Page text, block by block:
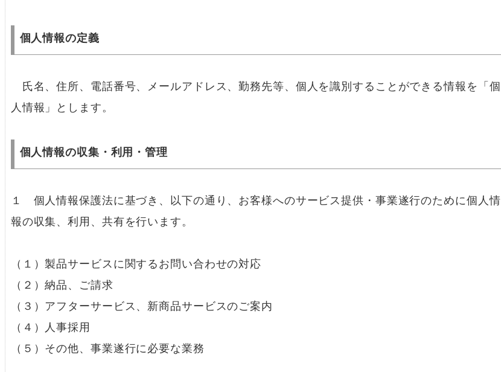
個人情報の定義
氏名、住所、電話番号、メールアドレス、勤務先等、個人を識別することができる情報を「個
人情報」とします。
個人情報の収集・利用・管理
１ 個人情報保護法に基づき、以下の通り、お客様へのサービス提供・事業遂行のために個人情
報の収集、利用、共有を行います。
（１）製品サービスに関するお問い合わせの対応
（２）納品、ご請求
（３）アフターサービス、新商品サービスのご案内
（４）人事採用
（５）その他、事業遂行に必要な業務